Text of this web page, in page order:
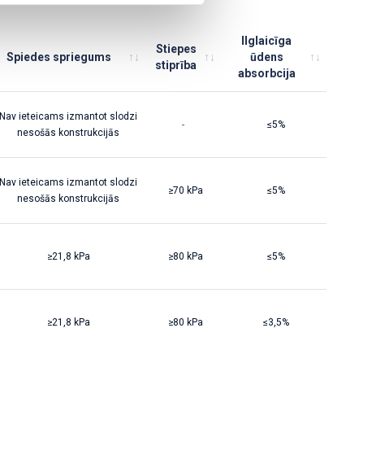
Spiedes spriegums
Stiepes
stiprība
Ilglaicīga
ūdens
absorbcija
Nav ieteicams izmantot slodzi
nesošās konstrukcijās
- ≤5%
Nav ieteicams izmantot slodzi
nesošās konstrukcijās
≥70 kPa ≤5%
≥21,8 kPa ≥80 kPa ≤5%
≥21,8 kPa ≥80 kPa ≤3,5%